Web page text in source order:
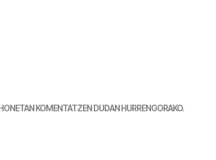
KOMENTATZEN DUDAN HURRENGORAKO.